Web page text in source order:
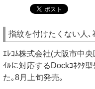
指紋を付けたくない人､
ｴﾚｺﾑ株式会社(大阪市中
ｲﾙに対応するDockｺﾈｸﾀ型
た｡8月上旬発売｡